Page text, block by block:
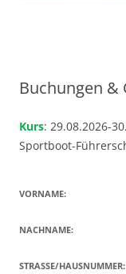
Buchungen &
Kurs: 29.08.2026-
Sportboot-
VORNAME:
NACHNAME:
STRASSE/HAUSNUMMER: